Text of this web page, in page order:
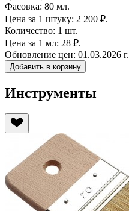
Фасовка: 80 мл.
Цена за 1 штуку: 2 200 ₽.
Количество: 1 шт.
Цена за 1 мл: 28 ₽.
Обновление цен: 01.03.2026 г.
Добавить в корзину
Инструменты